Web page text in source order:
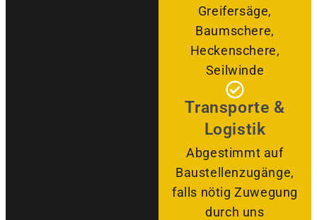
Greifersäge,
Baumschere,
Heckenschere,
Seilwinde
Transporte &
Logistik
Abgestimmt auf
Baustellenzugänge,
falls nötig Zuwegung
durch uns